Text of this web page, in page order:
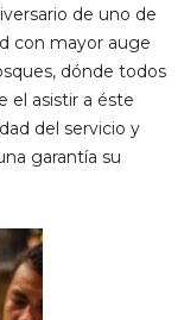
de uno de
con mayor auge
dónde todos
el asistir a éste
del servicio y
garantía su